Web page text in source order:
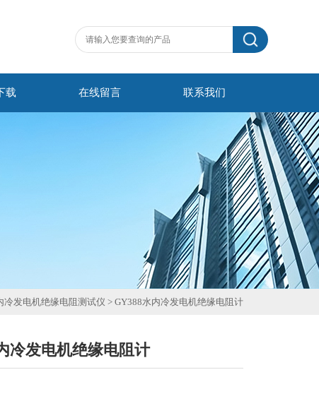
载 在线留言 联系我们
冷发电机绝缘电阻测试仪 > GY388水内冷发电机绝缘电阻计
冷发电机绝缘电阻计